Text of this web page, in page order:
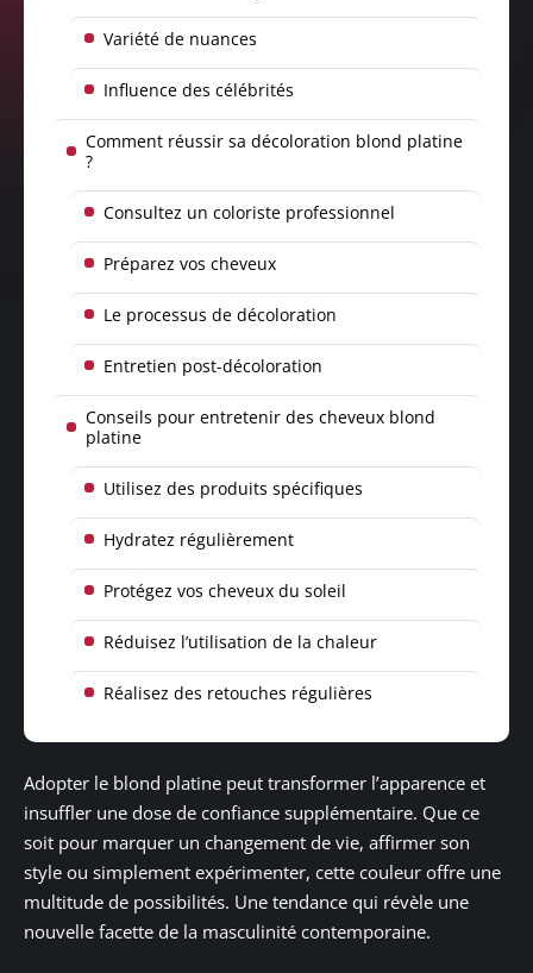
Variété de nuances
Influence des célébrités
Comment réussir sa décoloration blond platine
?
Consultez un coloriste professionnel
Préparez vos cheveux
Le processus de décoloration
Entretien post-décoloration
Conseils pour entretenir des cheveux blond
platine
Utilisez des produits spécifiques
Hydratez régulièrement
Protégez vos cheveux du soleil
Réduisez l’utilisation de la chaleur
Réalisez des retouches régulières
Adopter le blond platine peut transformer l’apparence et
insuffler une dose de confiance supplémentaire. Que ce
soit pour marquer un changement de vie, affirmer son
style ou simplement expérimenter, cette couleur offre une
multitude de possibilités. Une tendance qui révèle une
nouvelle facette de la masculinité contemporaine.